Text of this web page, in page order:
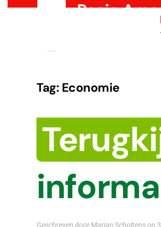
Regio
Tag: Economie
Geschreven door Marjan Scholtensop